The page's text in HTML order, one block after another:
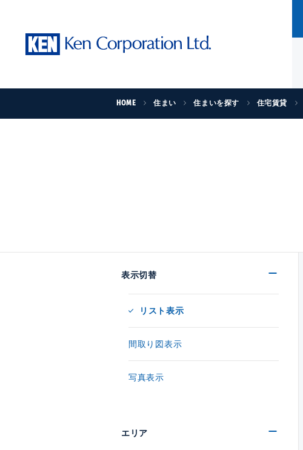
HOME 住まい 住まいを探す 住宅賃貸
表示切替
リスト表示
間取り図表示
写真表示
エリア